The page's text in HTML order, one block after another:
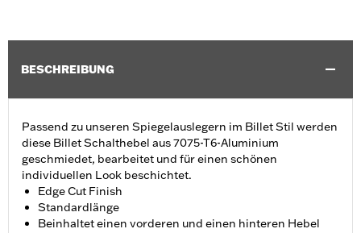
BESCHREIBUNG
Passend zu unseren Spiegelauslegern im Billet Stil werden
diese Billet Schalthebel aus 7075-T6-Aluminium
geschmiedet, bearbeitet und für einen schönen
individuellen Look beschichtet.
Edge Cut Finish
Standardlänge
Beinhaltet einen vorderen und einen hinteren Hebel